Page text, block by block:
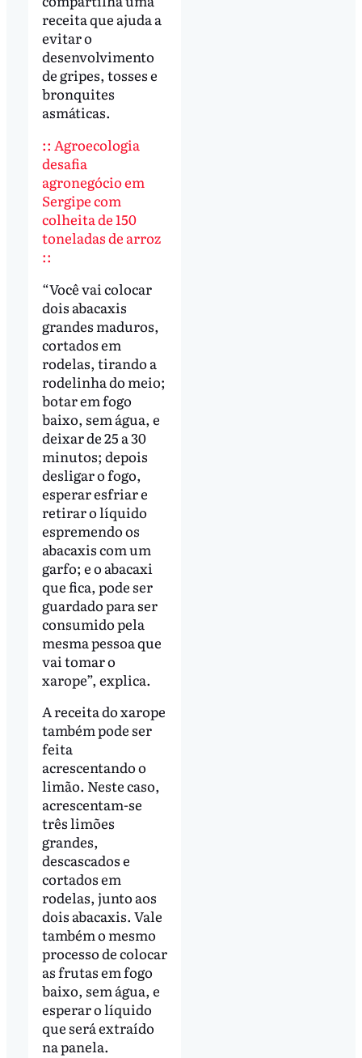
receita que ajuda a
evitar o
desenvolvimento
de gripes, tosses e
bronquites
asmáticas.
:: Agroecologia
desafia
agronegócio em
Sergipe com
colheita de 150
toneladas de arroz
::
“Você vai colocar
dois abacaxis
grandes maduros,
cortados em
rodelas, tirando a
rodelinha do meio;
botar em fogo
baixo, sem água, e
deixar de 25 a 30
minutos; depois
desligar o fogo,
esperar esfriar e
retirar o líquido
espremendo os
abacaxis com um
garfo; e o abacaxi
que fica, pode ser
guardado para ser
consumido pela
mesma pessoa que
vai tomar o
xarope”, explica.
A receita do xarope
também pode ser
feita
acrescentando o
limão. Neste caso,
acrescentam-se
três limões
grandes,
descascados e
cortados em
rodelas, junto aos
dois abacaxis. Vale
também o mesmo
processo de colocar
as frutas em fogo
baixo, sem água, e
esperar o líquido
que será extraído
na panela.